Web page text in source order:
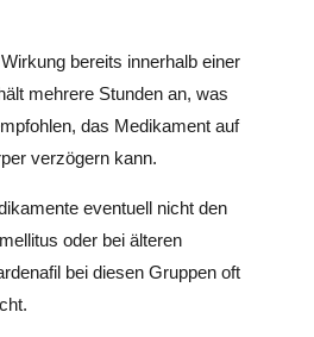
bereits innerhalb einer
mehrere Stunden an, was
das Medikament auf
verzögern kann.
eventuell nicht den
oder bei älteren
bei diesen Gruppen oft